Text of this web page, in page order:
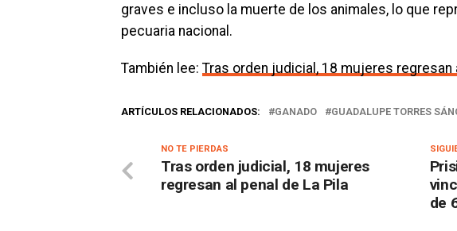
graves e incluso la muerte de los animales, lo que
pecuaria nacional.
También lee: Tras orden judicial, 18 mujeres regresan
ARTÍCULOS RELACIONADOS: GANADO GUADALUPE TORRES
de
NO TE PIERDAS
Tras orden judicial, 18 mujeres
regresan al penal de La Pila